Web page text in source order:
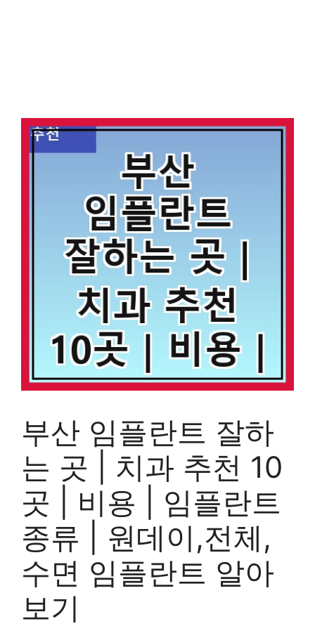
부산 임플란트 잘하
는 곳 | 치과 추천 10
곳 | 비용 | 임플란트
종류 | 원데이,전체,
수면 임플란트 알아
보기